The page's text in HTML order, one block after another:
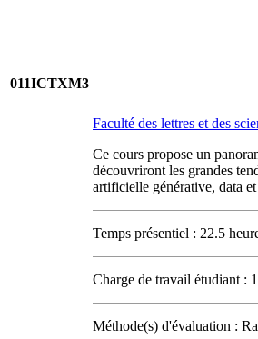
011ICTXM3
Faculté des lettres et des
Ce cours propose un
découvriront les grandes
artificielle générative, data
Temps présentiel : 22.5
Charge de travail étudiant :
Méthode(s) d'évaluation :